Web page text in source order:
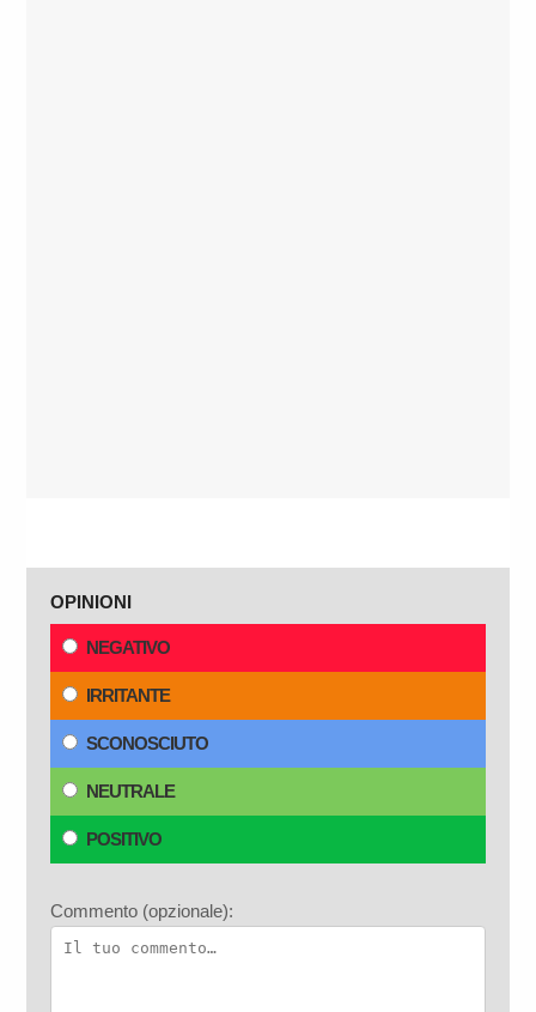
OPINIONI
NEGATIVO
IRRITANTE
SCONOSCIUTO
NEUTRALE
POSITIVO
Commento (opzionale):